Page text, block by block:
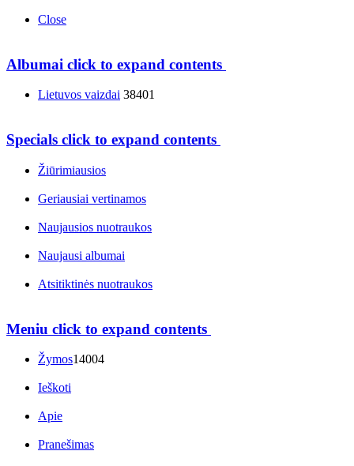
Close
Albumai click to expand contents
Lietuvos vaizdai 38401
Specials click to expand contents
Žiūrimiausios
Geriausiai vertinamos
Naujausios nuotraukos
Naujausi albumai
Atsitiktinės nuotraukos
Meniu click to expand contents
Žymos14004
Ieškoti
Apie
Pranešimas